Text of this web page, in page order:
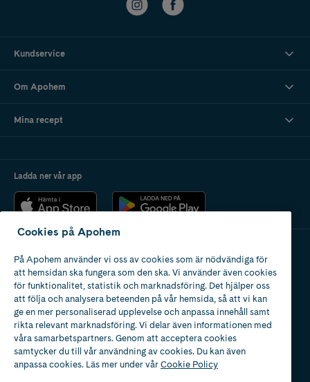
Kundservice
Om Apohem
Mina recept
Ladda ner vår app
Apotek med tillstånd
av Läkemedelsverket
Cookies på Apohem
På Apohem använder vi oss av cookies som är nödvändiga för
att hemsidan ska fungera som den ska. Vi använder även cookies
för funktionalitet, statistik och marknadsföring. Det hjälper oss
att följa och analysera beteenden på vår hemsida, så att vi kan
ge en mer personaliserad upplevelse och anpassa innehåll samt
rikta relevant marknadsföring. Vi delar även informationen med
våra samarbetspartners. Genom att acceptera cookies
samtycker du till vår användning av cookies. Du kan även
anpassa cookies. Läs mer under vårCookie Policy